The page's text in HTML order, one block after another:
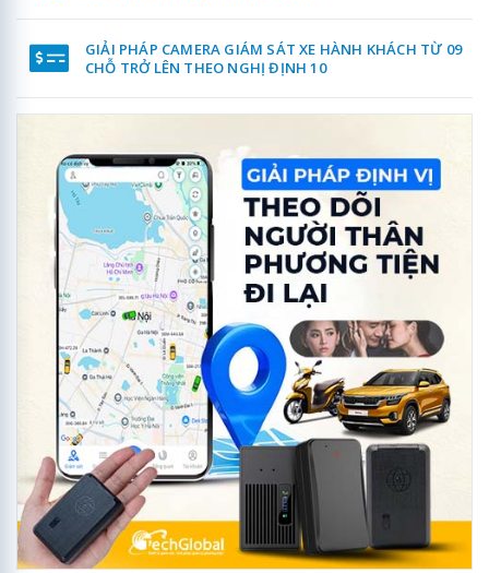
GIẢI PHÁP CAMERA GIÁM SÁT XE HÀNH KHÁCH TỪ 09
CHỖ TRỞ LÊN THEO NGHỊ ĐỊNH 10